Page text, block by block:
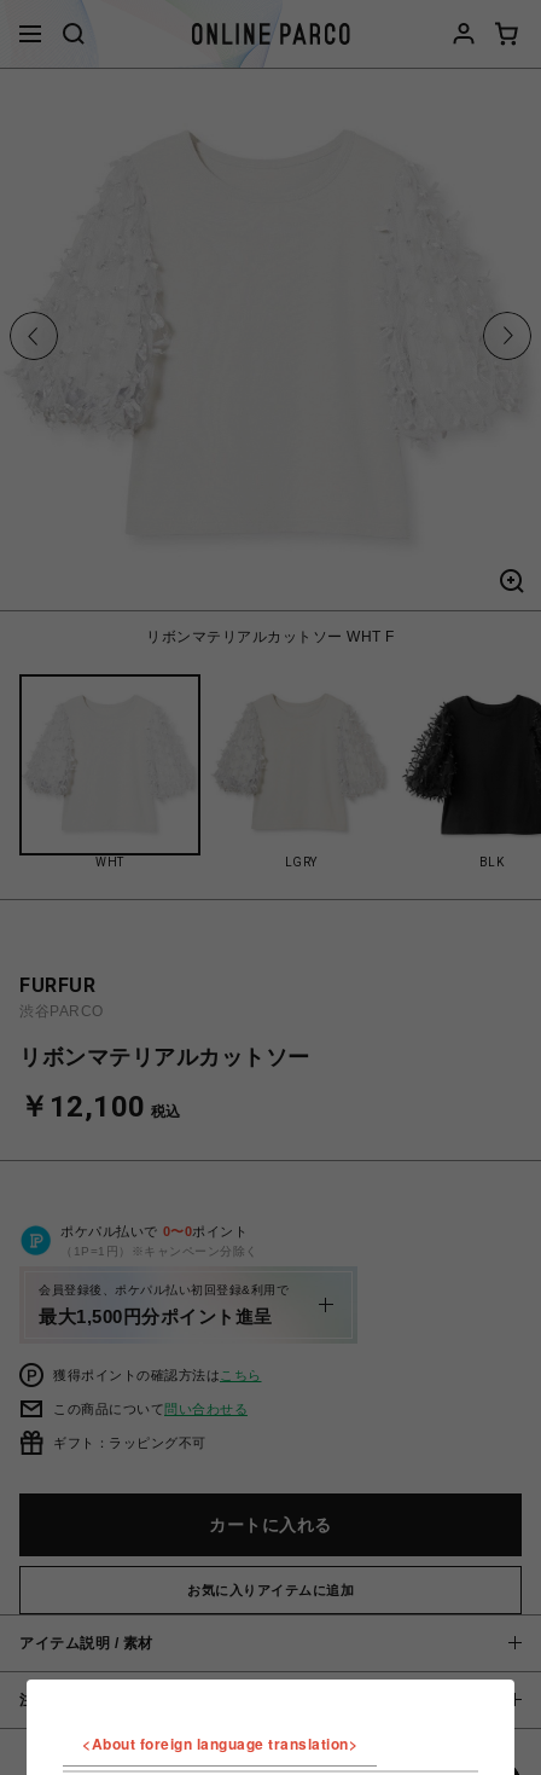
リボンマテリアルカットソー WHT F
WHT LGRY BLK
FURFUR
渋谷PARCO
リボンマテリアルカットソー
￥12,100 税込
ポケパル払いで 0〜0ポイント
（1P=1円）※キャンペーン分除く
会員登録後、ポケパル払い初回登録&利用で
最大1,500円分ポイント進呈
獲得ポイントの確認方法は こちら
この商品について問い合わせる
ギフト：ラッピング不可
カートに入れる
お気に入りアイテムに追加
アイテム説明 / 素材
注意事項
<About foreign language translation>